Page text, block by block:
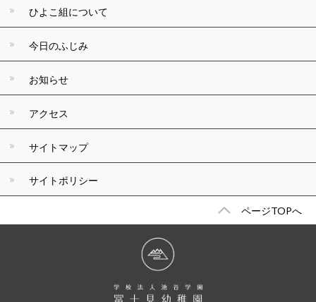
ひよこ組について
今日のふじみ
お知らせ
アクセス
サイトマップ
サイトポリシー
ページTOPへ